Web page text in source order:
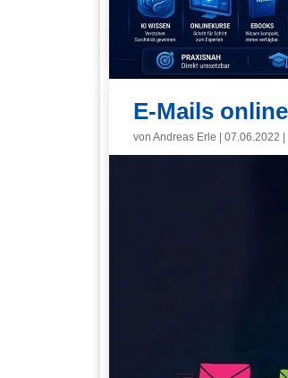
E-Mails
von Andreas Erle 07.06.2022